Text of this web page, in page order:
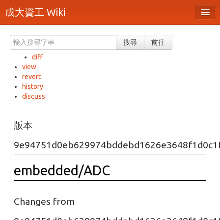
成大資工 Wiki
分類
隨機頁面
最近活動
本頁面
頁面原始檔
可列印版本
搜尋
前往
diff
view
revert
history
discuss
版本
embedded/ADC
Changes from